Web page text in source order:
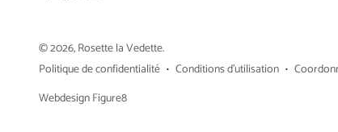
© 2026, Rosette la Vedette.
Politique de confidentialité
Conditions d’utilisation
Webdesign Figure8